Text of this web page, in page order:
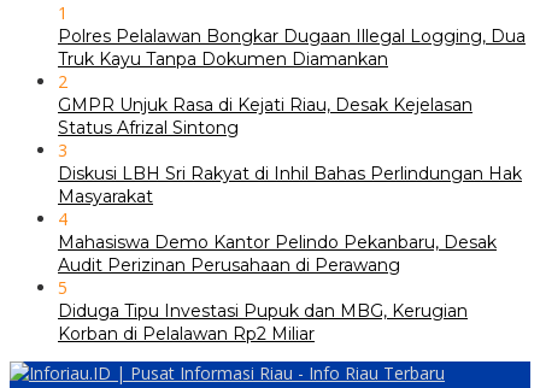
1
Polres Pelalawan Bongkar Dugaan Illegal Logging, Dua
Truk Kayu Tanpa Dokumen Diamankan
2
GMPR Unjuk Rasa di Kejati Riau, Desak Kejelasan
Status Afrizal Sintong
3
Diskusi LBH Sri Rakyat di Inhil Bahas Perlindungan Hak
Masyarakat
4
Mahasiswa Demo Kantor Pelindo Pekanbaru, Desak
Audit Perizinan Perusahaan di Perawang
5
Diduga Tipu Investasi Pupuk dan MBG, Kerugian
Korban di Pelalawan Rp2 Miliar